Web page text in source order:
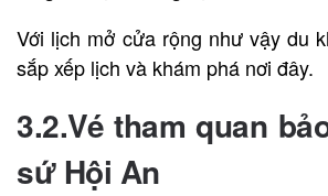
Với lịch mở cửa rộng như vậy du
sắp xếp lịch và khám phá nơi đây.
3.2.Vé tham quan
sứ Hội An